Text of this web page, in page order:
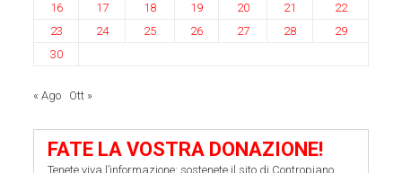
16
17 18 19 20 21
22
23
24 25 26 27 28
29
30
« Ago Ott »
FATE LA VOSTRA DONAZIONE!
Tenete viva l’informazione: sostenete il sito di Contropiano